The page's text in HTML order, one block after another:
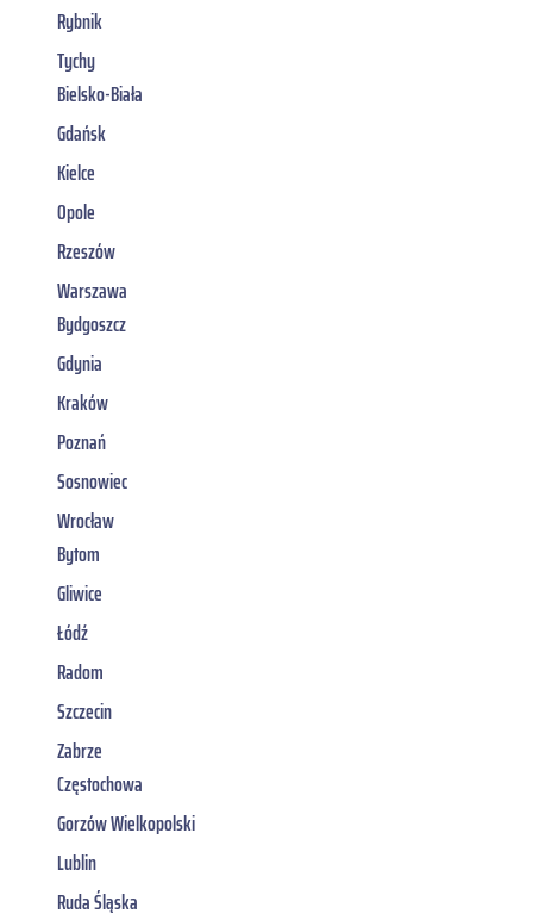
Rybnik
Tychy
Bielsko-Biała
Gdańsk
Kielce
Opole
Rzeszów
Warszawa
Bydgoszcz
Gdynia
Kraków
Poznań
Sosnowiec
Wrocław
Bytom
Gliwice
Łódź
Radom
Szczecin
Zabrze
Częstochowa
Gorzów Wielkopolski
Lublin
Ruda Śląska